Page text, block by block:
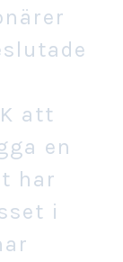
att
en
har
i